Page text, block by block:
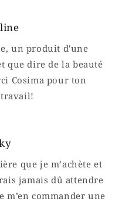
un produit d'une
que dire de la beauté
Cosima pour ton
que je m’achète et
jamais dû attendre
m’en commander une